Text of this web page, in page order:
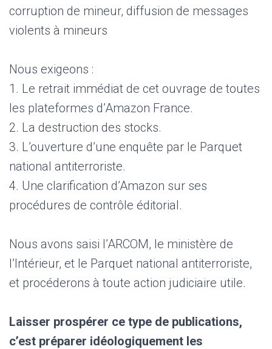
corruption de mineur, diffusion de messages
violents à mineurs
Nous exigeons :
1. Le retrait immédiat de cet ouvrage de toutes
les plateformes d’Amazon France.
2. La destruction des stocks.
3. L’ouverture d’une enquête par le Parquet
national antiterroriste.
4. Une clarification d’Amazon sur ses
procédures de contrôle éditorial.
Nous avons saisi l’ARCOM, le ministère de
l’Intérieur, et le Parquet national antiterroriste,
et procéderons à toute action judiciaire utile.
Laisser prospérer ce type de publications,
c’est préparer idéologiquement les